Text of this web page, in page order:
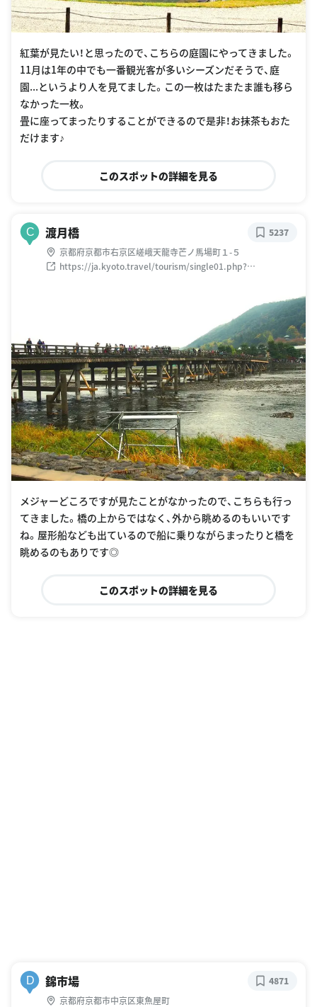
紅葉が見たい！と思ったので、こちらの庭園にやってきました。
11月は1年の中でも一番観光客が多いシーズンだそうで、庭
園...というより人を見てました。この一枚はたまたま誰も移ら
なかった一枚。
畳に座ってまったりすることができるので是非！お抹茶もおた
だけます♪
このスポットの詳細を見る
C 渡月橋
京都府京都市右京区嵯峨天龍寺芒ノ馬場町１-５
https://ja.kyoto.travel/tourism/single01.php?
5237
メジャーどころですが見たことがなかったので、こちらも行っ
てきました。橋の上からではなく、外から眺めるのもいいです
ね。屋形船なども出ているので船に乗りながらまったりと橋を
眺めるのもありです◎
このスポットの詳細を見る
D 錦市場
京都府京都市中京区東魚屋町
4871